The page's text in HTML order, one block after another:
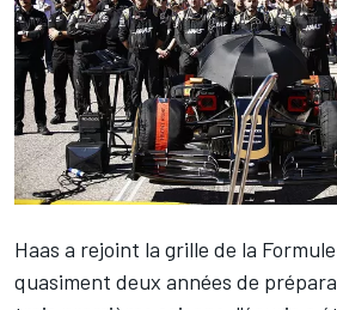
Haas a rejoint la grille de la Formule
quasiment deux années de